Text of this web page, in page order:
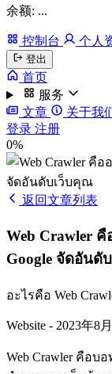
余额: ...
控制台 个人
登出
首页
服务
文章
关于我
登录 注册
0%
返回文章列表
Web Crawler
Google จัดอันดั
อะไรคือ Web
Website - 2023年8
Web Crawler คือบ